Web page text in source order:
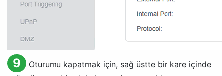
9
Oturumu kapatmak için, sağ üstte bir kare içinde